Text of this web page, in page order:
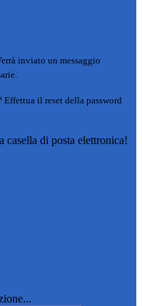
inviato un messaggio
Effettua il reset della password
casella di posta elettronica!